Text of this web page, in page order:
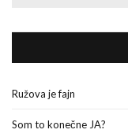
Ružova je fajn
Som to konečne JA?